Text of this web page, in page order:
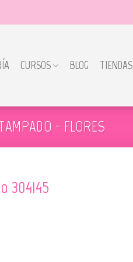
CURSOS BLOG TIENDAS
- FLORES
304145